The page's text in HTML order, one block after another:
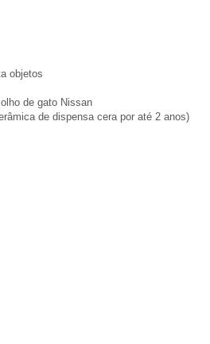
objetos
de gato Nissan
de dispensa cera por até 2 anos)